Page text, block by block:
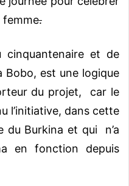
femme.
cinquantenaire et de
Bobo, est une logique
du projet, car le
l’initiative, dans cette
du Burkina et qui n’a
en fonction depuis